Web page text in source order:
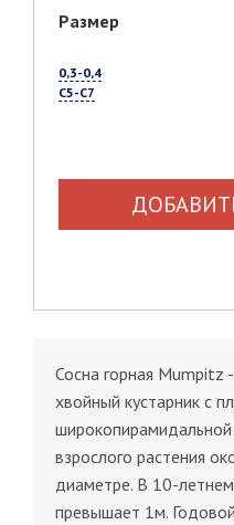
Размер
0,3-0,4
С5-С7
Сосна горная Mumpitz
хвойный кустарник с
взрослого растения
диаметре. В 10-
превышает 1м.